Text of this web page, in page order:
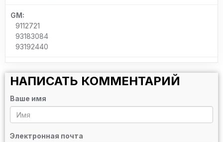
GM:
9112721
93183084
93192440
НАПИСАТЬ КОММЕНТАРИЙ
Ваше имя
Электронная почта